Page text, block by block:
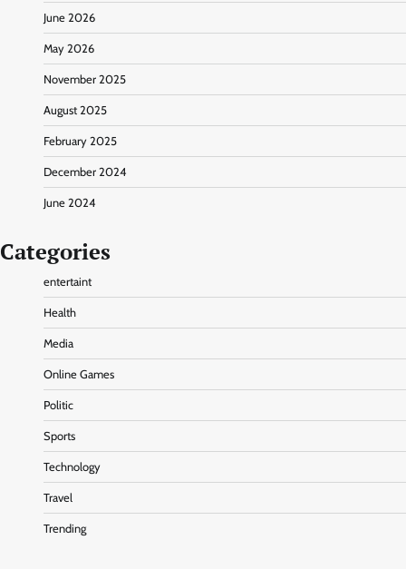
June 2026
May 2026
November 2025
August 2025
February 2025
December 2024
June 2024
Categories
entertaint
Health
Media
Online Games
Politic
Sports
Technology
Travel
Trending